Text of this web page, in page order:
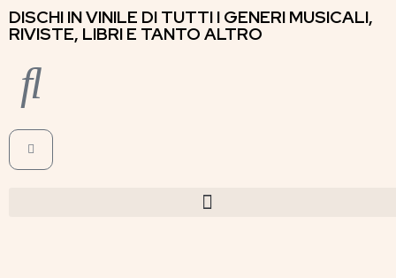
DISCHI IN VINILE DI TUTTI I GENERI MUSICALI,
RIVISTE, LIBRI E TANTO ALTRO